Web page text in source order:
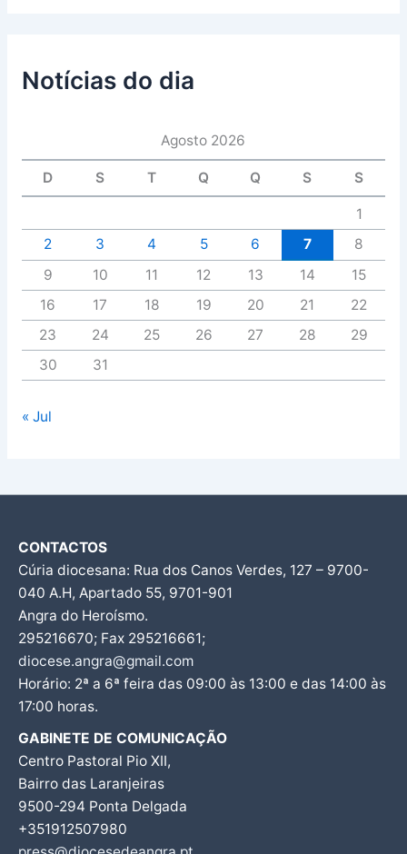
Notícias do dia
Agosto 2026
D S T Q Q S S
1
2
3 4 5 6 7
8
9
10 11 12 13 14
15
16
17 18 19 20 21
22
23
24 25 26 27 28
29
30
31
« Jul
CONTACTOS
Cúria diocesana: Rua dos Canos Verdes, 127 – 9700-
040 A.H, Apartado 55, 9701-901
Angra do Heroísmo.
295216670; Fax 295216661;
diocese.angra@gmail.com
Horário: 2ª a 6ª feira das 09:00 às 13:00 e das 14:00 às
17:00 horas.
GABINETE DE COMUNICAÇÃO
Centro Pastoral Pio XII,
Bairro das Laranjeiras
9500-294 Ponta Delgada
+351912507980